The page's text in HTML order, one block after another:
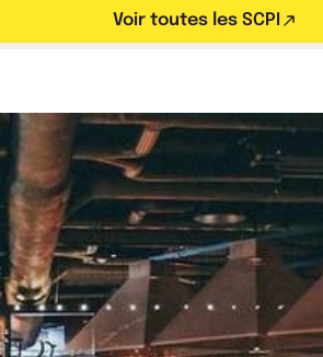
Voir toutes les SCPI